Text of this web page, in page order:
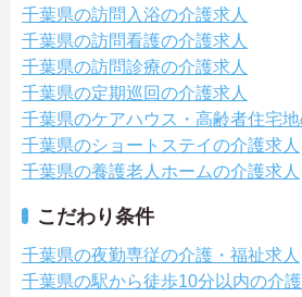
千葉県の訪問入浴の介護求人
千葉県の訪問看護の介護求人
千葉県の訪問診療の介護求人
千葉県の定期巡回の介護求人
千葉県のケアハウス・高齢者住宅地
千葉県のショートステイの介護求人
千葉県の養護老人ホームの介護求人
こだわり条件
千葉県の夜勤専従の介護・福祉求人
千葉県の駅から徒歩10分以内の介